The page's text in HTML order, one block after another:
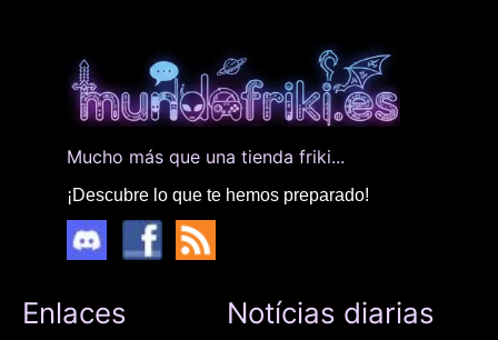
Mucho más que una tienda friki...
¡Descubre lo que te hemos preparado!
Enlaces Notícias diarias